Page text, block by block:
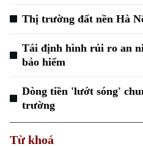
Thị trường đất nền Hà
Tái định hình rủi ro an
bảo hiểm
Dòng tiền 'lướt sóng'
trường
Từ khoá